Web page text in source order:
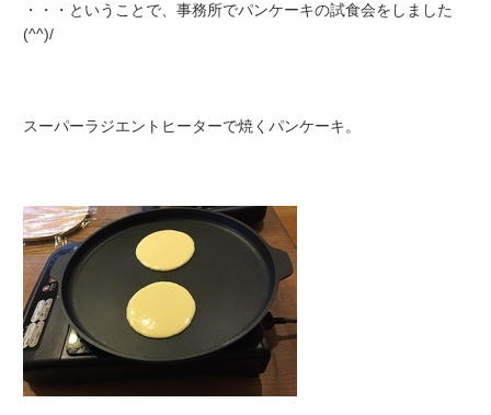
・・・ということで、事務所でパンケーキの試食会をしました
(^^)/
スーパーラジエントヒーターで焼くパンケーキ。